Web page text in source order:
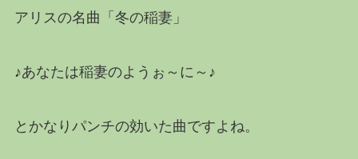
アリスの名曲「冬の稲妻」
♪あなたは稲妻のようぉ～に～♪
とかなりパンチの効いた曲ですよね。